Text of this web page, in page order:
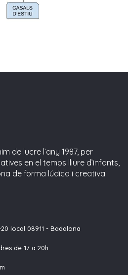
de lucre l’any 1987, per
en el temps lliure d’infants,
de forma lúdica i creativa.
local 08911 - Badalona
de 17 a 20h